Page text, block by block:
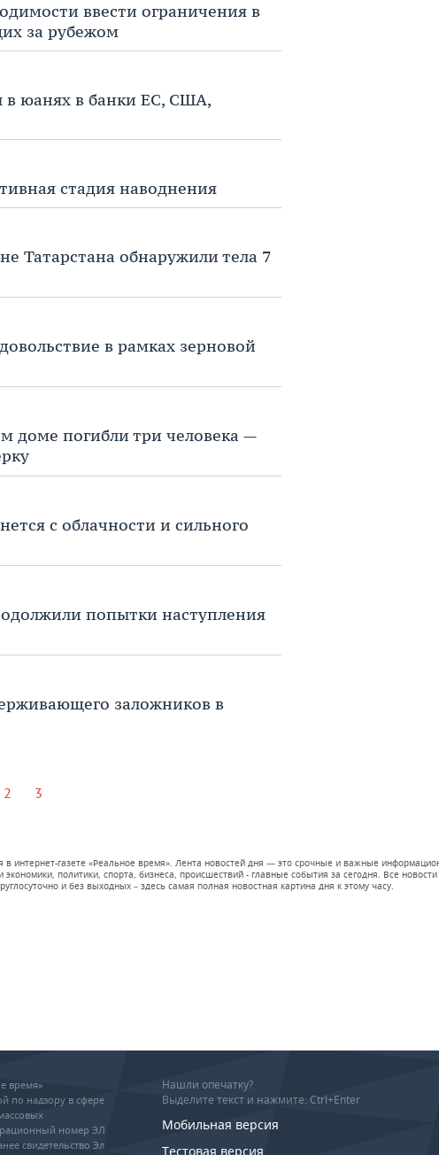
ввести ограничения в
за рубежом
в юанях в банки ЕС, США,
стадия наводнения
Татарстана обнаружили тела 7
в рамках зерновой
доме погибли три человека —
с облачности и сильного
попытки наступления
заложников в
2 3
в интернет-газете «Реальное время». Лента новостей дня — это срочные и важные
политики, спорта, бизнеса, происшествий - главные события за сегодня. Все
и без выходных – здесь самая полная новостная картина дня к этому часу.
время»
по надзору в сфере
номер ЭЛ
свидетельство Эл
Нашли опечатку?
Выделите текст и нажмите: Ctrl+Enter
Мобильная версия
Тестовая версия